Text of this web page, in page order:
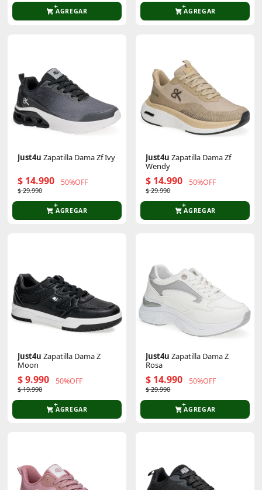
AGREGAR AGREGAR
Just4u Zapatilla Dama Zf Ivy
$ 14.990 50%OFF
$ 29.990
AGREGAR
Just4u Zapatilla Dama Zf
Wendy
$ 14.990 50%OFF
$ 29.990
AGREGAR
Just4u Zapatilla Dama Z
Moon
$ 9.990 50%OFF
$ 19.990
AGREGAR
Just4u Zapatilla Dama Z
Rosa
$ 14.990 50%OFF
$ 29.990
AGREGAR